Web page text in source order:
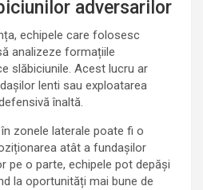
adversarilor
echipele care folosesc
analizeze formațiile
slăbiciunile. Acest lucru ar
lenti sau exploatarea
înaltă.
zonele laterale poate fi o
atât a fundașilor
pe o parte, echipele pot depăși
la oportunități mai bune de